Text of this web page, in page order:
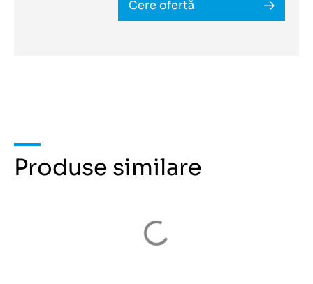
Cere ofertă
Produse similare